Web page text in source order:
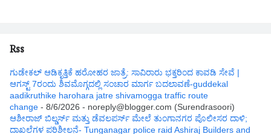
Rss
ಗುಡೇಕಲ್ ಆಡಿಕೃತ್ತಿಕೆ ಹರೋಹರ ಜಾತ್ರೆ: ಸಾವಿರಾರು ಭಕ್ತರಿಂದ ಕಾವಡಿ ಸೇವೆ |
ಆಗಸ್ಟ್ 7ರಂದು ಶಿವಮೊಗ್ಗದಲ್ಲಿ ಸಂಚಾರ ಮಾರ್ಗ ಬದಲಾವಣೆ-guddekal
aadikruthike harohara jatre shivamogga traffic route
change - 8/6/2026 - noreply@blogger.com (Surendrasoori)
ಆಶೀರಾಜ್ ಬಿಲ್ಡರ್ಸ್ ಮತ್ತು ಡೆವಲಪರ್ಸ್ ಮೇಲೆ ತುಂಗಾನಗರ ಪೊಲೀಸರ ದಾಳಿ;
ದಾಖಲೆಗಳ ಪರಿಶೀಲನೆ- Tunganagar police raid Ashiraj Builders and